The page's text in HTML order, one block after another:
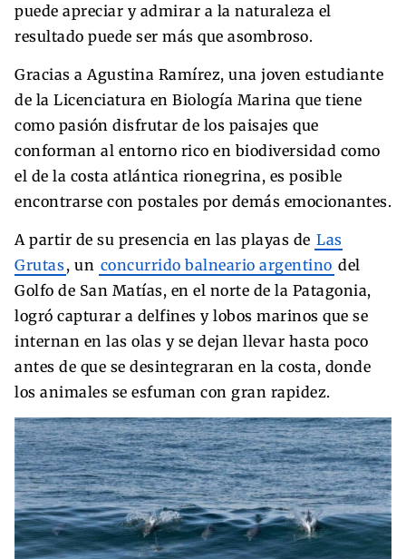
puede apreciar y admirar a la naturaleza el
resultado puede ser más que asombroso.
Gracias a Agustina Ramírez, una joven estudiante
de la Licenciatura en Biología Marina que tiene
como pasión disfrutar de los paisajes que
conforman al entorno rico en biodiversidad como
el de la costa atlántica rionegrina, es posible
encontrarse con postales por demás emocionantes.
A partir de su presencia en las playas de Las
Grutas, un concurrido balneario argentino del
Golfo de San Matías, en el norte de la Patagonia,
logró capturar a delfines y lobos marinos que se
internan en las olas y se dejan llevar hasta poco
antes de que se desintegraran en la costa, donde
los animales se esfuman con gran rapidez.